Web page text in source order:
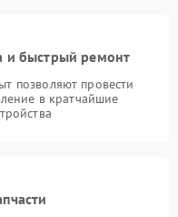
и быстрый ремонт
позволяют провести
в кратчайшие